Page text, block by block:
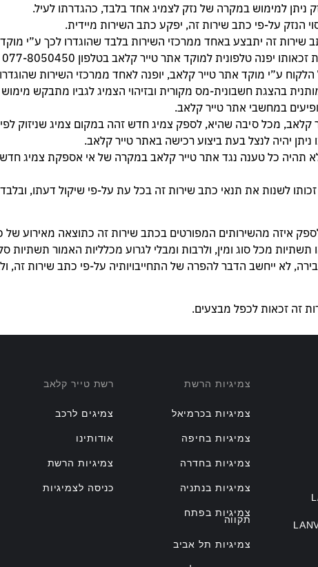
במחשבי אתר טייר קלאב.
איזה מהשירותים המפורטים בכתב שירות זה כתוצאה מאירוע
מכל סוג ומין, ולרבות ומבלי לגרוע מכלליות האמור תשתיות
לא ייחשב הדבר להפרה של התחייבויותיה על-פי כתב שירות זה,
זה זכאות לכפל מבצעים.
צמיגיות הרשת
צמיגיות בכרמיאל
צמיגיות בחיפה
צמיגיות בחדרה
צמיגיות בנתניה
צמיגיות בפתח
תקווה
צמיגיות תל אביב
רשת טייר קלאב
צמיגים לרכב
אודותינו
צמיגיות הרשת
כניסה לצמיגיות